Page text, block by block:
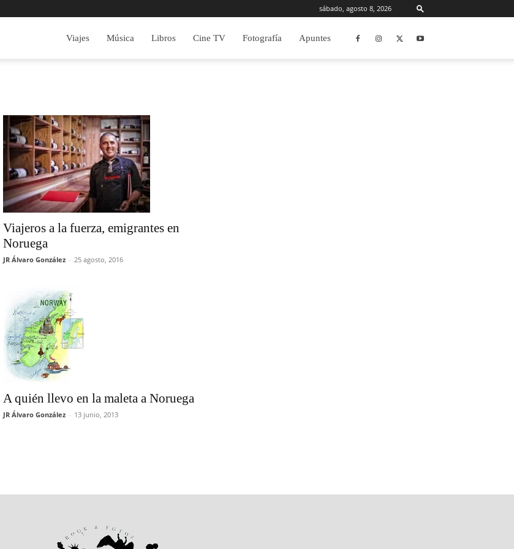
sábado, agosto 8, 2026
Viajes Música Libros Cine TV Fotografía Apuntes
Viajeros a la fuerza, emigrantes en
Noruega
JR Álvaro González - 25 agosto, 2016
A quién llevo en la maleta a Noruega
JR Álvaro González - 13 junio, 2013